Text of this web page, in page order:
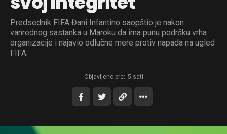
Predsednik FIFA Đani Infantino saopštio je nakon
vanrednog sastanka u Maroku da ima punu podršku vrha
organizacije i najavio odlučne mere protiv napada na ugled
FIFA.
Objavljeno pre: 5 sati